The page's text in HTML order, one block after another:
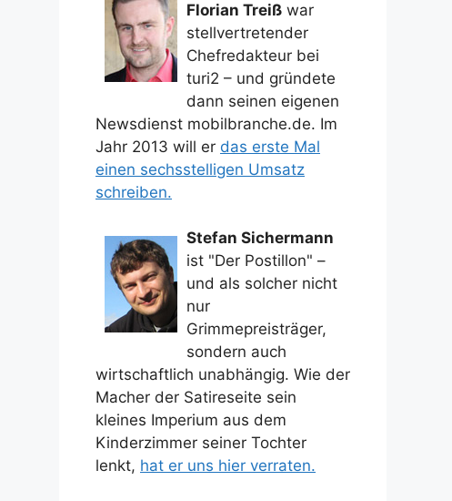
Florian Treiß war
stellvertretender
Chefredakteur bei
turi2 – und gründete
dann seinen eigenen
Newsdienst mobilbranche.de. Im
Jahr 2013 will er das erste Mal
einen sechsstelligen Umsatz
schreiben.
Stefan Sichermann
ist "Der Postillon" –
und als solcher nicht
nur
Grimmepreisträger,
sondern auch
wirtschaftlich unabhängig. Wie der
Macher der Satireseite sein
kleines Imperium aus dem
Kinderzimmer seiner Tochter
lenkt, hat er uns hier verraten.